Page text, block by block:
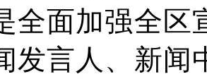
全面加强全区
发言人、新闻